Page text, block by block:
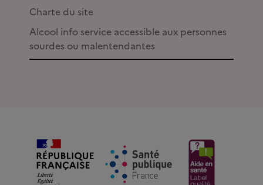
Charte du site
Alcool info service accessible aux personnes
sourdes ou malentendantes